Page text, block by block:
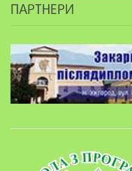
ПАРТНЕРИ